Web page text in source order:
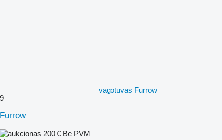
vagotuvas Furrow
9
Furrow
200 € Be PVM